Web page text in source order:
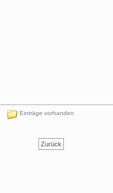
Einträge vorhanden
Zurück